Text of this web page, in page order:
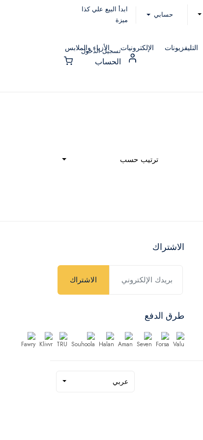
حسابي
ابدأ البيع علي كذا
ميزة
التليفزيونات الإلكترونيات الأزياء والملابس
تسجيل الدخول
الحساب
ترتيب حسب
الاشتراك
الاشتراك
طرق الدفع
عربي